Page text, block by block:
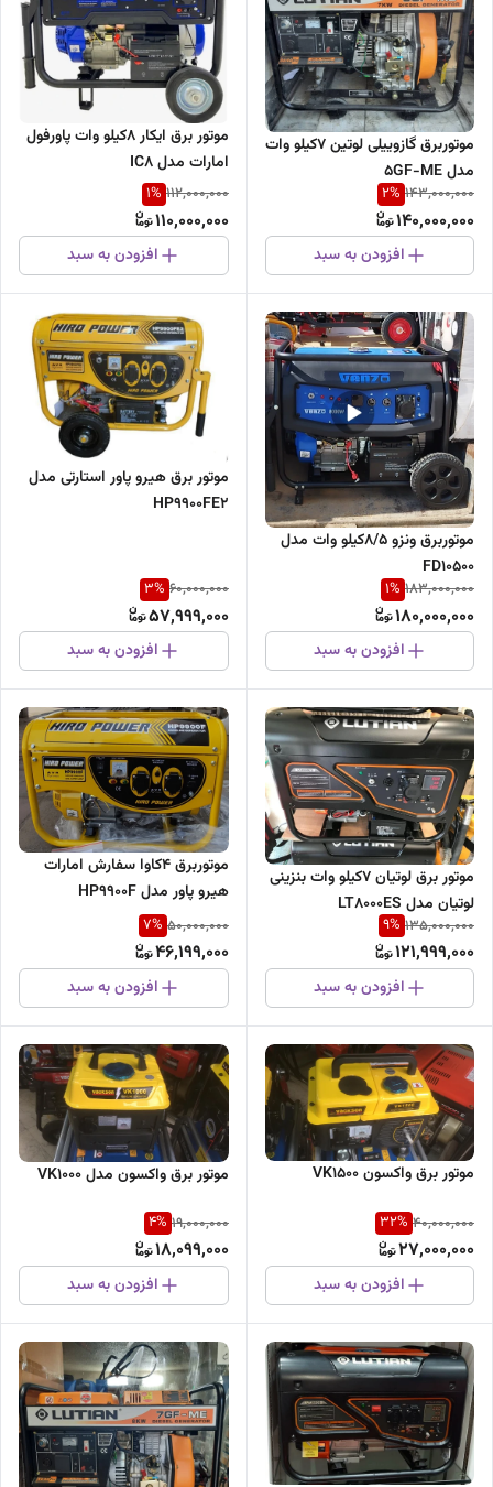
موتوربرق گازوییلی لوتین 7کیلو وات
مدل 5GF-ME
143,000,000
2%
140,000,000
افزودن به سبد
موتور برق ایکار ۸کیلو وات پاورفول
امارات مدل IC8
112,000,000
1%
110,000,000
افزودن به سبد
موتوربرق ونزو 8/5کیلو وات مدل
FD10500
183,000,000
1%
180,000,000
افزودن به سبد
موتور برق هیرو پاور استارتی مدل
HP9900FE2
60,000,000
3%
57,999,000
افزودن به سبد
موتور برق لوتیان ۷کیلو وات بنزینی
لوتیان مدل LT8000ES
135,000,000
9%
121,999,000
افزودن به سبد
موتوربرق 4کاوا سفارش امارات
هیرو پاور مدل HP9900F
50,000,000
7%
46,199,000
افزودن به سبد
موتور برق واکسون VK1500
40,000,000
32%
27,000,000
افزودن به سبد
موتور برق واکسون مدل VK1000
19,000,000
4%
18,099,000
افزودن به سبد